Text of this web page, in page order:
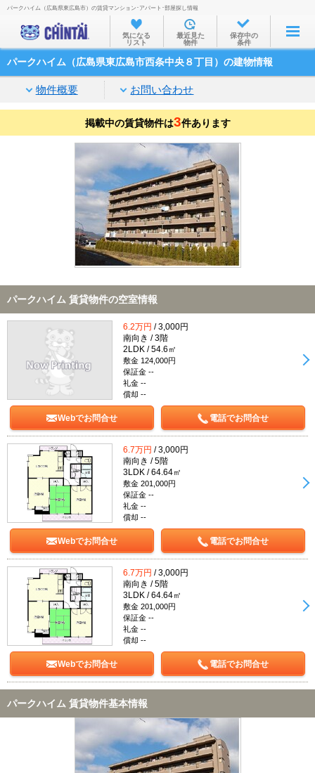
お部屋を探す
沿線・駅から
家賃相場から
通勤通学時間から
物件特集から
不動産会社から
TOP
パークハイム（広島県東広島市）の賃貸マンション･アパート･部屋探し情報
気になる
リスト
最近見た
物件
保存中の
条件
パークハイム（広島県東広島市西条中央８丁目）の建物情報
物件概要 お問い合わせ
掲載中の賃貸物件は3件あります
パークハイム 賃貸物件の空室情報
6.2万円 / 3,000円
南向き / 3階
2LDK / 54.6㎡
敷金 124,000円
保証金 --
礼金 --
償却 --
Webでお問合せ 電話でお問合せ
6.7万円 / 3,000円
南向き / 5階
3LDK / 64.64㎡
敷金 201,000円
保証金 --
礼金 --
償却 --
Webでお問合せ 電話でお問合せ
6.7万円 / 3,000円
南向き / 5階
3LDK / 64.64㎡
敷金 201,000円
保証金 --
礼金 --
償却 --
Webでお問合せ 電話でお問合せ
パークハイム 賃貸物件基本情報